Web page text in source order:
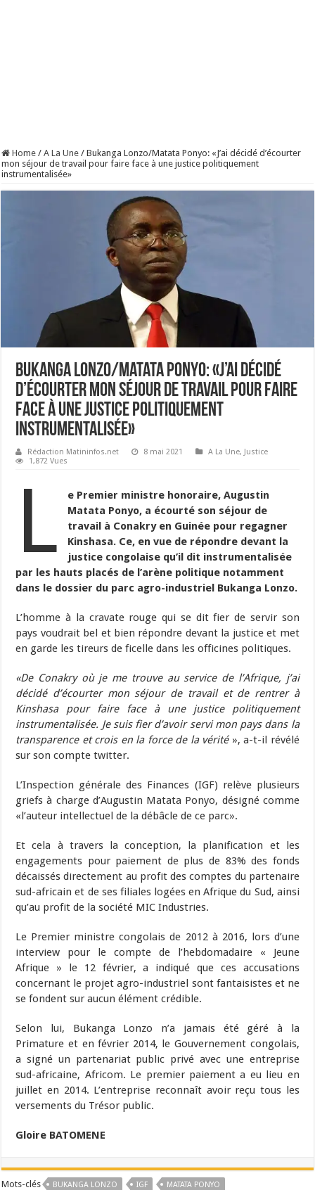
Home / A La Une / Bukanga Lonzo/Matata Ponyo: «J’ai décidé d’écourter
mon séjour de travail pour faire face à une justice politiquement
instrumentalisée»
Bukanga Lonzo/Matata Ponyo: «J’ai décidé
d’écourter mon séjour de travail pour faire
face à une justice politiquement
instrumentalisée»
Rédaction Matininfos.net 8 mai 2021 A La Une, Justice
1,872 Vues
L
e Premier ministre honoraire, Augustin
Matata Ponyo, a écourté son séjour de
travail à Conakry en Guinée pour regagner
Kinshasa. Ce, en vue de répondre devant la
justice congolaise qu’il dit instrumentalisée
par les hauts placés de l’arène politique notamment
dans le dossier du parc agro-industriel Bukanga Lonzo.
L’homme à la cravate rouge qui se dit fier de servir son
pays voudrait bel et bien répondre devant la justice et met
en garde les tireurs de ficelle dans les officines politiques.
«De Conakry où je me trouve au service de l’Afrique, j’ai
décidé d’écourter mon séjour de travail et de rentrer à
Kinshasa pour faire face à une justice politiquement
instrumentalisée. Je suis fier d’avoir servi mon pays dans la
transparence et crois en la force de la vérité», a-t-il révélé
sur son compte twitter.
L’Inspection générale des Finances (IGF) relève plusieurs
griefs à charge d’Augustin Matata Ponyo, désigné comme
«l’auteur intellectuel de la débâcle de ce parc».
Et cela à travers la conception, la planification et les
engagements pour paiement de plus de 83% des fonds
décaissés directement au profit des comptes du partenaire
sud-africain et de ses filiales logées en Afrique du Sud, ainsi
qu’au profit de la société MIC Industries.
Le Premier ministre congolais de 2012 à 2016, lors d’une
interview pour le compte de l’hebdomadaire « Jeune
Afrique » le 12 février, a indiqué que ces accusations
concernant le projet agro-industriel sont fantaisistes et ne
se fondent sur aucun élément crédible.
Selon lui, Bukanga Lonzo n’a jamais été géré à la
Primature et en février 2014, le Gouvernement congolais,
a signé un partenariat public privé avec une entreprise
sud-africaine, Africom. Le premier paiement a eu lieu en
juillet en 2014. L’entreprise reconnaît avoir reçu tous les
versements du Trésor public.
Gloire BATOMENE
Mots-clés BUKANGA LONZO IGF MATATA PONYO